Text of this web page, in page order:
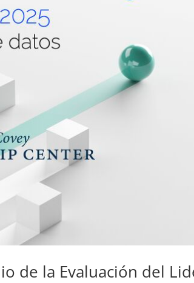
de la Evaluación del